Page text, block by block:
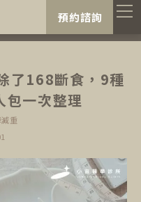
預約諮詢
了168斷食，9種
包一次整理
重